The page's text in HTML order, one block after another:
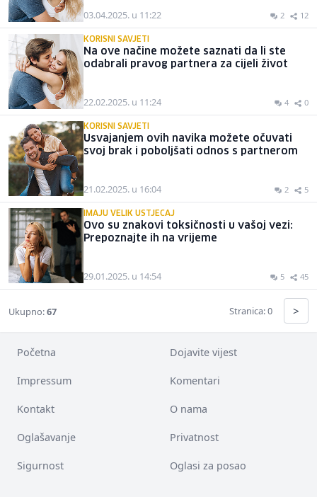
03.04.2025. u 11:22 2 12
KORISNI SAVJETI
Na ove načine možete saznati da li ste
odabrali pravog partnera za cijeli život
22.02.2025. u 11:24 4 0
KORISNI SAVJETI
Usvajanjem ovih navika možete očuvati
svoj brak i poboljšati odnos s partnerom
21.02.2025. u 16:04 2 5
IMAJU VELIK USTJECAJ
Ovo su znakovi toksičnosti u vašoj vezi:
Prepoznajte ih na vrijeme
29.01.2025. u 14:54 5 45
Ukupno:67 Stranica: 0 >
Početna Dojavite vijest
Impressum Komentari
Kontakt O nama
Oglašavanje Privatnost
Sigurnost Oglasi za posao